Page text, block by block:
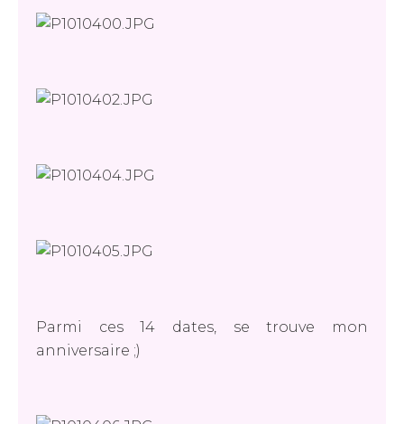
Parmi ces 14 dates, se trouve mon
anniversaire ;)